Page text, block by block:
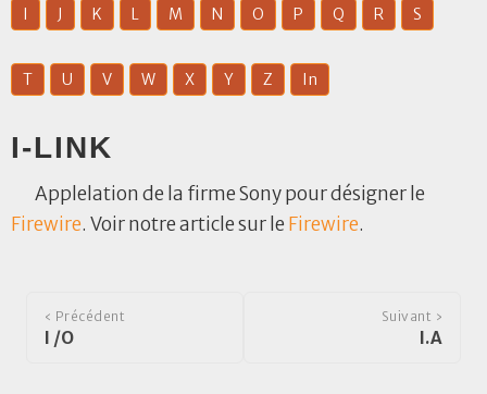
I J K L M N O P Q R S
T U V W X Y Z In
I-LINK
Applelation de la firme Sony pour désigner le
Firewire. Voir notre article sur le Firewire.
‹ Précédent
I /O
Suivant ›
I.A